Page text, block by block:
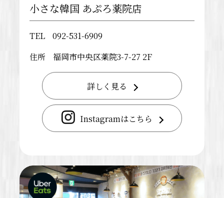
小さな韓国 あぷろ薬院店
TEL
092-531-6909
住所
福岡市中央区薬院3-7-27 2F
詳しく見る
Instagramはこちら